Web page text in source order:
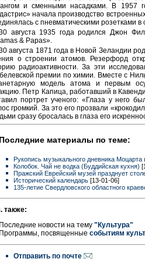
и сменными насадками. В 1957
начала производство
с пневматическими розетками в
августа 1935 года родился Джон
& Papas».
августа 1871 года в Новой Зеландии
о строении атомов. Резерфорд
радиоактивности. За эти
премии по химии. Вместе с
модель атома и первым
Петр Капица, работавший в
портрет ученого: «Глаза у него
громкий. За это его прозвали
сразу бросалась в глаза его
Последние материалы по теме:
Рукопись музыкального дневника Моцарта
Колобок. Чай не водка (Буддийская кухня)
Пражский Еврейский музей празднует
Исторический календарь [13-01-06]
135-летие Свердловского областного
также:
Последние новости на тему "Культура"
Программы, посвященные событиям
Отправить по почте